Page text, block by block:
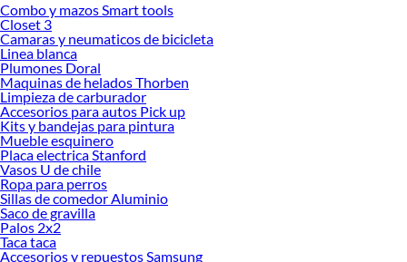
Desde remodelaciones hasta proyectos de decoración, estamos aquí para hacer
tus ideas realidad. ¡Visítanos y encuentra todo lo que tenemos para ofrecerte en
Tapas y asientos para WC!
Explora la variedad de productos de Tapas y asientos para WC en
Sodimac
Herramientas, materiales y accesorios de calidad para tus proyectos y
renovación de espacios. ¡Visítanos y descubre todo lo que tenemos para
ofrecerte!
Encuentra una amplia variedad de productos de Tapas y asientos para WC en
Sodimac. Encuentra todo lo necesario para tus proyectos de renovación y
decoración. ¡Visítanos y haz tus ideas realidad!
Combo y mazos Smart tools
Closet 3
Camaras y neumaticos de bicicleta
Linea blanca
Plumones Doral
Maquinas de helados Thorben
Limpieza de carburador
Accesorios para autos Pick up
Kits y bandejas para pintura
Mueble esquinero
Placa electrica Stanford
Vasos U de chile
Ropa para perros
Sillas de comedor Aluminio
Saco de gravilla
Palos 2x2
Taca taca
Accesorios y repuestos Samsung